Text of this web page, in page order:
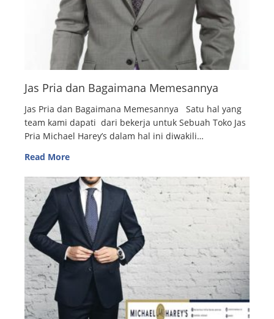
Jas Pria dan Bagaimana Memesannya
Jas Pria dan Bagaimana Memesannya Satu hal yang
team kami dapati dari bekerja untuk Sebuah Toko Jas
Pria Michael Harey’s dalam hal ini diwakili…
Read More